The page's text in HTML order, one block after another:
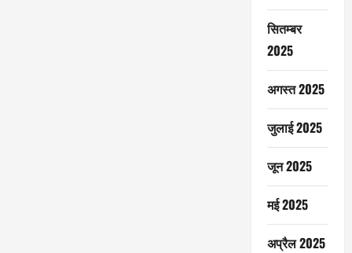
सितम्बर
2025
अगस्त 2025
जुलाई 2025
जून 2025
मई 2025
अप्रैल 2025